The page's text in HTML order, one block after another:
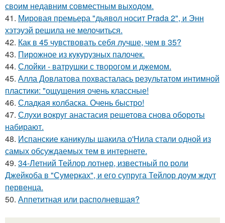
своим недавним совместным выходом.
41. Мировая премьера "дьявол носит Prada 2", и Энн
хэтэуэй решила не мелочиться.
42. Как в 45 чувствовать себя лучше, чем в 35?
43. Пирожное из кукурузных палочек.
44. Слойки - ватрушки с творогом и джемом.
45. Алла Довлатова похвасталась результатом интимной
пластики: "ощущения очень классные!
46. Сладкая колбаска. Очень быстро!
47. Слухи вокруг анастасия решетова снова обороты
набирают.
48. Испанские каникулы шакила о'Нила стали одной из
самых обсуждаемых тем в интернете.
49. 34-Летний Тейлор лотнер, известный по роли
Джейкоба в "Сумерках", и его супруга Тейлор доум ждут
первенца.
50. Аппетитная или располневшая?